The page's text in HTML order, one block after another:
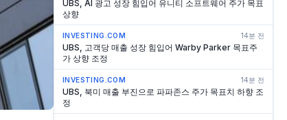
UBS, AI 광고 성장 힘입어 유니티 소프트웨어 주가 목표
상향
INVESTING.COM 14분 전
UBS, 고객당 매출 성장 힘입어 Warby Parker 목표주
가 상향 조정
INVESTING.COM 14분 전
UBS, 북미 매출 부진으로 파파존스 주가 목표치 하향 조
정